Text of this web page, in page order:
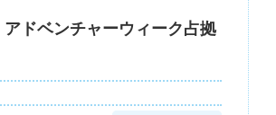
ドベンチャーウィーク占拠